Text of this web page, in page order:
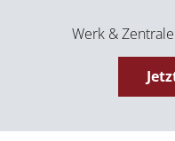
Werk &